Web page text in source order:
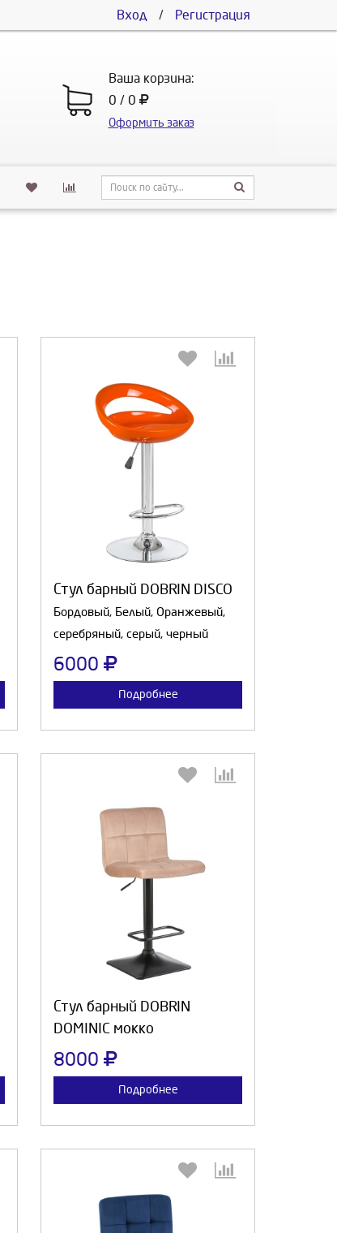
Вход / Регистрация
Ваша корзина:
0 / 0
Оформить заказ
Стул барный DOBRIN DISCO
Бордовый, Белый, Оранжевый,
серебряный, серый, черный
6000
Подробнее
Продолжить
Стул барный DOBRIN
DOMINIC мокко
8000
Подробнее
Продолжить Отмена